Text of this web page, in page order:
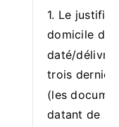
1. Le
domicile
daté/délivré
trois
(les
datant de